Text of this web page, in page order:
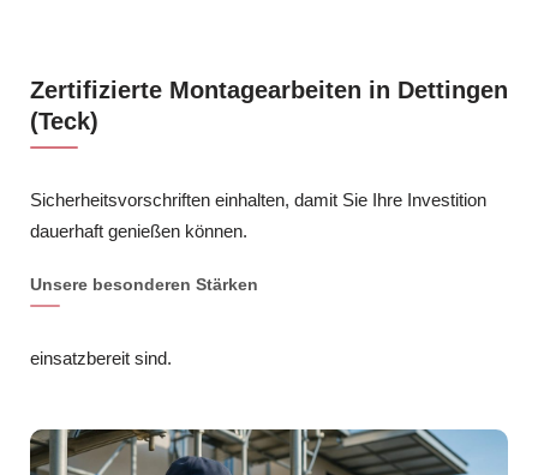
Zertifizierte Montagearbeiten in Dettingen
(Teck)
Sicherheitsvorschriften einhalten, damit Sie Ihre Investition
dauerhaft genießen können.
Unsere besonderen Stärken
einsatzbereit sind.